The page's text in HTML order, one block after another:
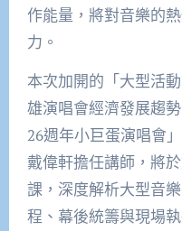
作能量，將對音樂的
力。
本次加開的「大型活
雄演唱會經濟發展趨
26週年小巨蛋演唱會
戴偉軒擔任講師，將
課，深度解析大型音
程、幕後統籌與現場